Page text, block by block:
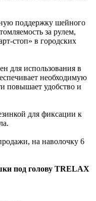
поддержку шейного
за рулем,
стоп» в городских
для использования в
необходимую
повышает удобство и
для фиксации к
на наволочку 6
под голову TRELAX